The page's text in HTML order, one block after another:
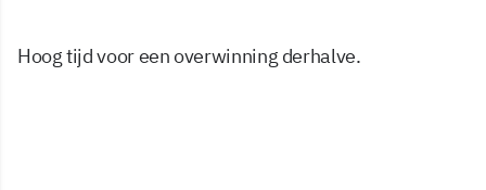
Hoog tijd voor een overwinning derhalve.